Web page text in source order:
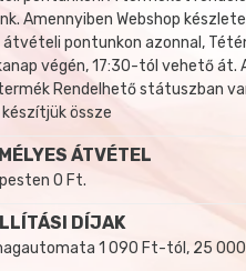
Amennyiben Webshop
pontunkon azonnal,
végén, 17:30-tól vehető
Rendelhető státuszban
össze
ÁTVÉTEL
0 Ft.
DÍJAK
1 090 Ft-tól, 25